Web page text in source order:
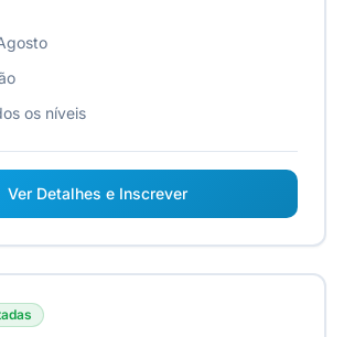
os níveis
Ver Detalhes e Inscrever